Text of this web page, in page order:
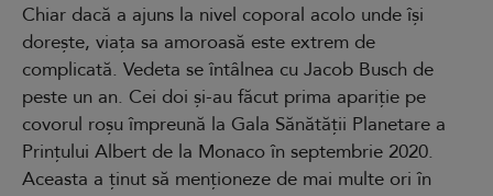
Chiar dacă a ajuns la nivel coporal acolo unde își
dorește, viața sa amoroasă este extrem de
complicată. Vedeta se întâlnea cu Jacob Busch de
peste un an. Cei doi și-au făcut prima apariție pe
covorul roșu împreună la Gala Sănătății Planetare a
Prințului Albert de la Monaco în septembrie 2020.
Aceasta a ținut să menționeze de mai multe ori în